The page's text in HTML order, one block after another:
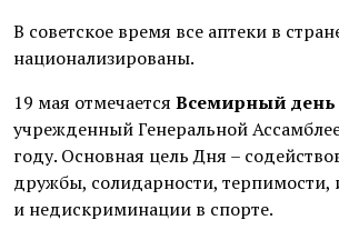
В советское время все аптеки в
национализированы.
19 мая отмечается Всемирный день
учрежденный Генеральной
году. Основная цель Дня –
дружбы, солидарности, терпимости,
и недискриминации в спорте.